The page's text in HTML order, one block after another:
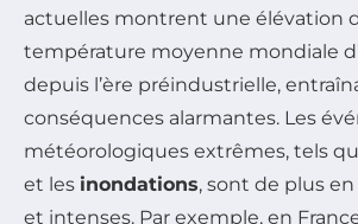
actuelles montrent une élévation
température moyenne mondiale
depuis l’ère préindustrielle,
conséquences alarmantes. Les
météorologiques extrêmes, tels
et les inondations, sont de plus
et intenses. Par exemple, en